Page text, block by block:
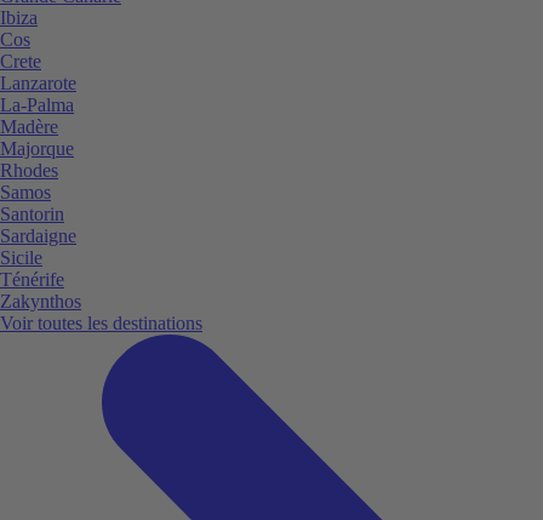
Ibiza
Cos
Crete
Lanzarote
La-Palma
Madère
Majorque
Rhodes
Samos
Santorin
Sardaigne
Sicile
Ténérife
Zakynthos
Voir toutes les destinations